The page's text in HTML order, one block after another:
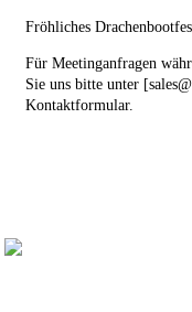
Fröhliches
Für Meetinganfragen
Sie uns bitte unter
Kontaktformular.